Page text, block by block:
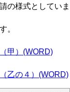
の様式としていま
。
甲）(WORD)
乙の４）(WORD)